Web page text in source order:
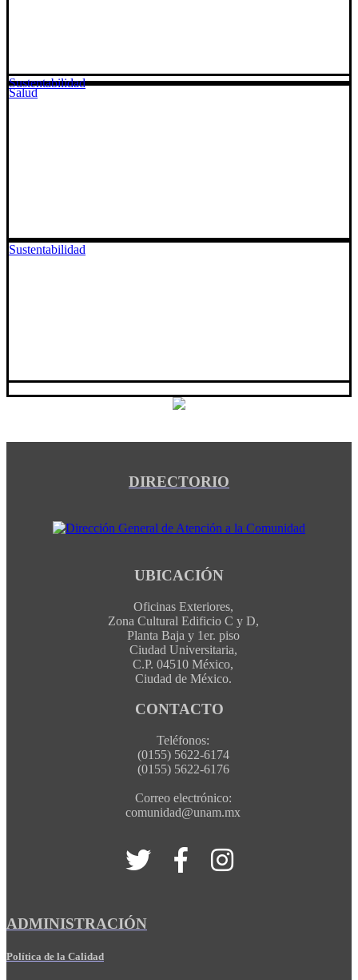
Salud
Sustentabilidad
Sustentabilidad
DIRECTORIO
UBICACIÓN
Oficinas Exteriores,
Zona Cultural Edificio C y D,
Planta Baja y 1er. piso
Ciudad Universitaria,
C.P. 04510 México,
Ciudad de México.
CONTACTO
Teléfonos:
(0155) 5622-6174
(0155) 5622-6176
Correo electrónico:
comunidad@unam.mx
ADMINISTRACIÓN
Política de la Calidad